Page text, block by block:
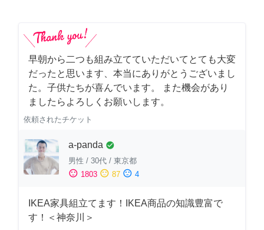
早朝から二つも組み立てていただいてとても大変
だったと思います、本当にありがとうございまし
た。子供たちが喜んでいます。 また機会があり
ましたらよろしくお願いします。
依頼されたチケット
a-panda check_circle
男性 / 30代 / 東京都
sentiment_satisfied 1803 sentiment_neutral 87 sentiment_dissatisfied 4
IKEA家具組立てます！IKEA商品の知識豊富で
す！＜神奈川＞